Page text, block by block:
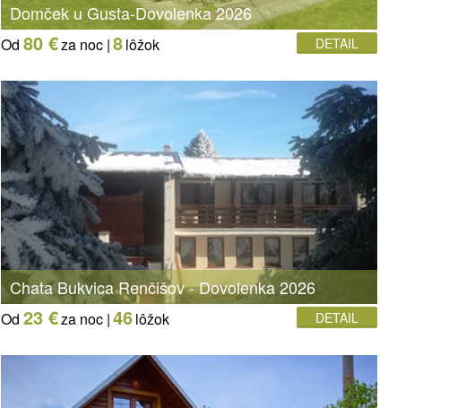
Domček u Gusta-Dovolenka 2026
Od 80 €za noc |8lôžok DETAIL
Chata Bukvica Renčišov - Dovolenka 2026
Od 23 €za noc |46lôžok DETAIL